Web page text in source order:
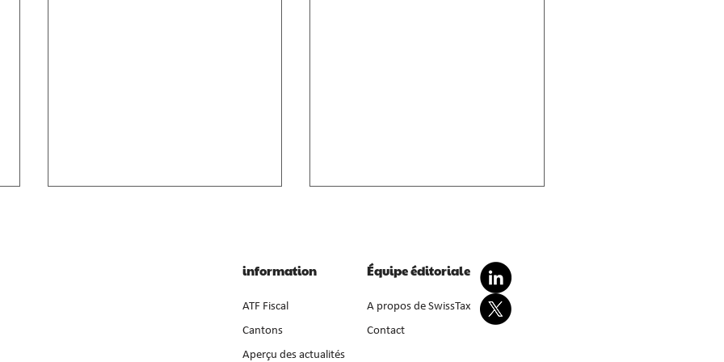
Le gain intermédiaire selon la LACI
par le contrat de travail et non sur le
Le bénéfice de liquidation résultant
immobilisés est imposable
séparément, en cas de cessation de
information
ATF Fiscal
Cantons
Équipe éditoriale
A propos de SwissTax
Contact
Aperçu des actualités